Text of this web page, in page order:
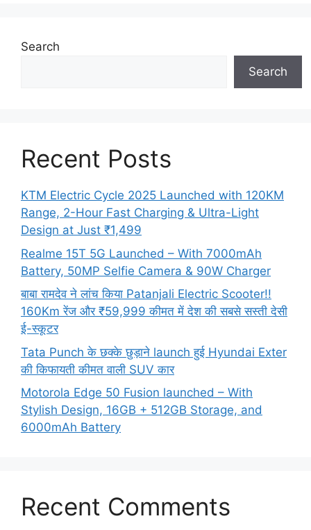
Search
Search
Recent Posts
KTM Electric Cycle 2025 Launched with 120KM
Range, 2-Hour Fast Charging & Ultra-Light
Design at Just ₹1,499
Realme 15T 5G Launched – With 7000mAh
Battery, 50MP Selfie Camera & 90W Charger
बाबा रामदेव ने लांच किया Patanjali Electric Scooter!!
160Km रेंज और ₹59,999 कीमत में देश की सबसे सस्ती देसी
ई-स्कूटर
Tata Punch के छक्के छुड़ाने launch हुई Hyundai Exter
की किफायती कीमत वाली SUV कार
Motorola Edge 50 Fusion launched – With
Stylish Design, 16GB + 512GB Storage, and
6000mAh Battery
Recent Comments